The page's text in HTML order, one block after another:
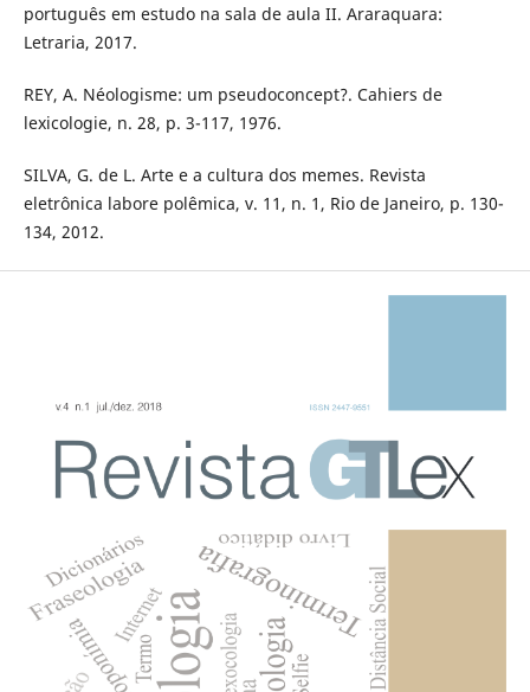
português em estudo na sala de aula II. Araraquara:
Letraria, 2017.
REY, A. Néologisme: um pseudoconcept?. Cahiers de
lexicologie, n. 28, p. 3-117, 1976.
SILVA, G. de L. Arte e a cultura dos memes. Revista
eletrônica labore polêmica, v. 11, n. 1, Rio de Janeiro, p. 130-
134, 2012.